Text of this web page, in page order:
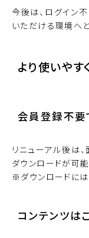
今後は、ログイン
いただける環境へ
より使いやす
会員登録不要
リニューアル後は
ダウンロードが可能
※ダウンロードに
コンテンツは